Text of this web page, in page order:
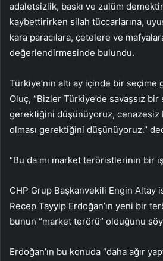
adaletsizlik, baskı ve zulüm
kaybettirirken silah tüccarlarına,
kara paracılara, çetelere ve
değerlendirmesinde bulundu.
Türkiye’nin altı ay içinde bir
Oluç, “Bizler Türkiye’de savaşsız
gerektiğini düşünüyoruz, cenazesiz
olması gerektiğini düşünüyoruz.”
“Bu da mı market teröristlerinin bir
CHP Grup Başkanvekili Engin Altay
Recep Tayyip Erdoğan’ın yeni bir
bunun “market terörü” olduğunu
Erdoğan’ın bu konuda “daha ağır